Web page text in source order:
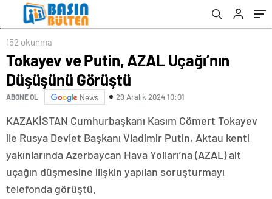
152 okunma
Tokayev ve Putin, AZAL Uçağı’nın
Düşüşünü Görüştü
ABONE OL News 29 Aralık 2024 10:01
KAZAKİSTAN Cumhurbaşkanı Kasım Cömert Tokayev
ile Rusya Devlet Başkanı Vladimir Putin, Aktau kenti
yakınlarında Azerbaycan Hava Yolları’na (AZAL) ait
uçağın düşmesine ilişkin yapılan soruşturmayı
telefonda görüştü.